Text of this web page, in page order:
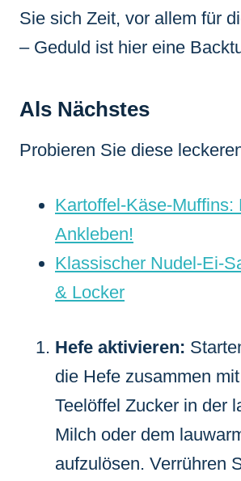
Sie sich Zeit, vor allem für
– Geduld ist hier eine
Als Nächstes
Probieren Sie diese
Kartoffel-Käse-Muffins:
Ankleben!
Klassischer Nudel-Ei-
& Locker
Hefe aktivieren:
die Hefe zusammen
Teelöffel Zucker in der
Milch oder dem
aufzulösen. Verrühren